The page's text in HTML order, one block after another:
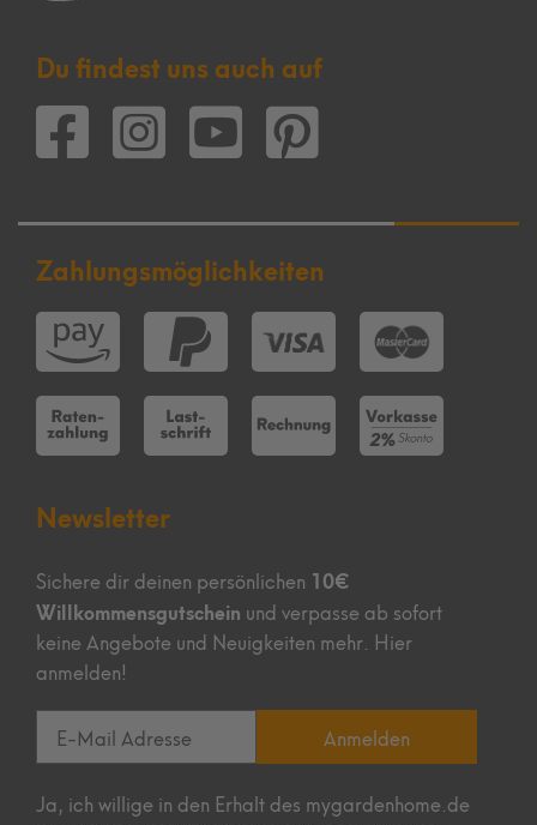
Du findest uns auch auf
Zahlungsmöglichkeiten
Newsletter
Sichere dir deinen persönlichen 10€
Willkommensgutschein und verpasse ab sofort
keine Angebote und Neuigkeiten mehr. Hier
anmelden!
Anmelden
Ja, ich willige in den Erhalt des mygardenhome.de